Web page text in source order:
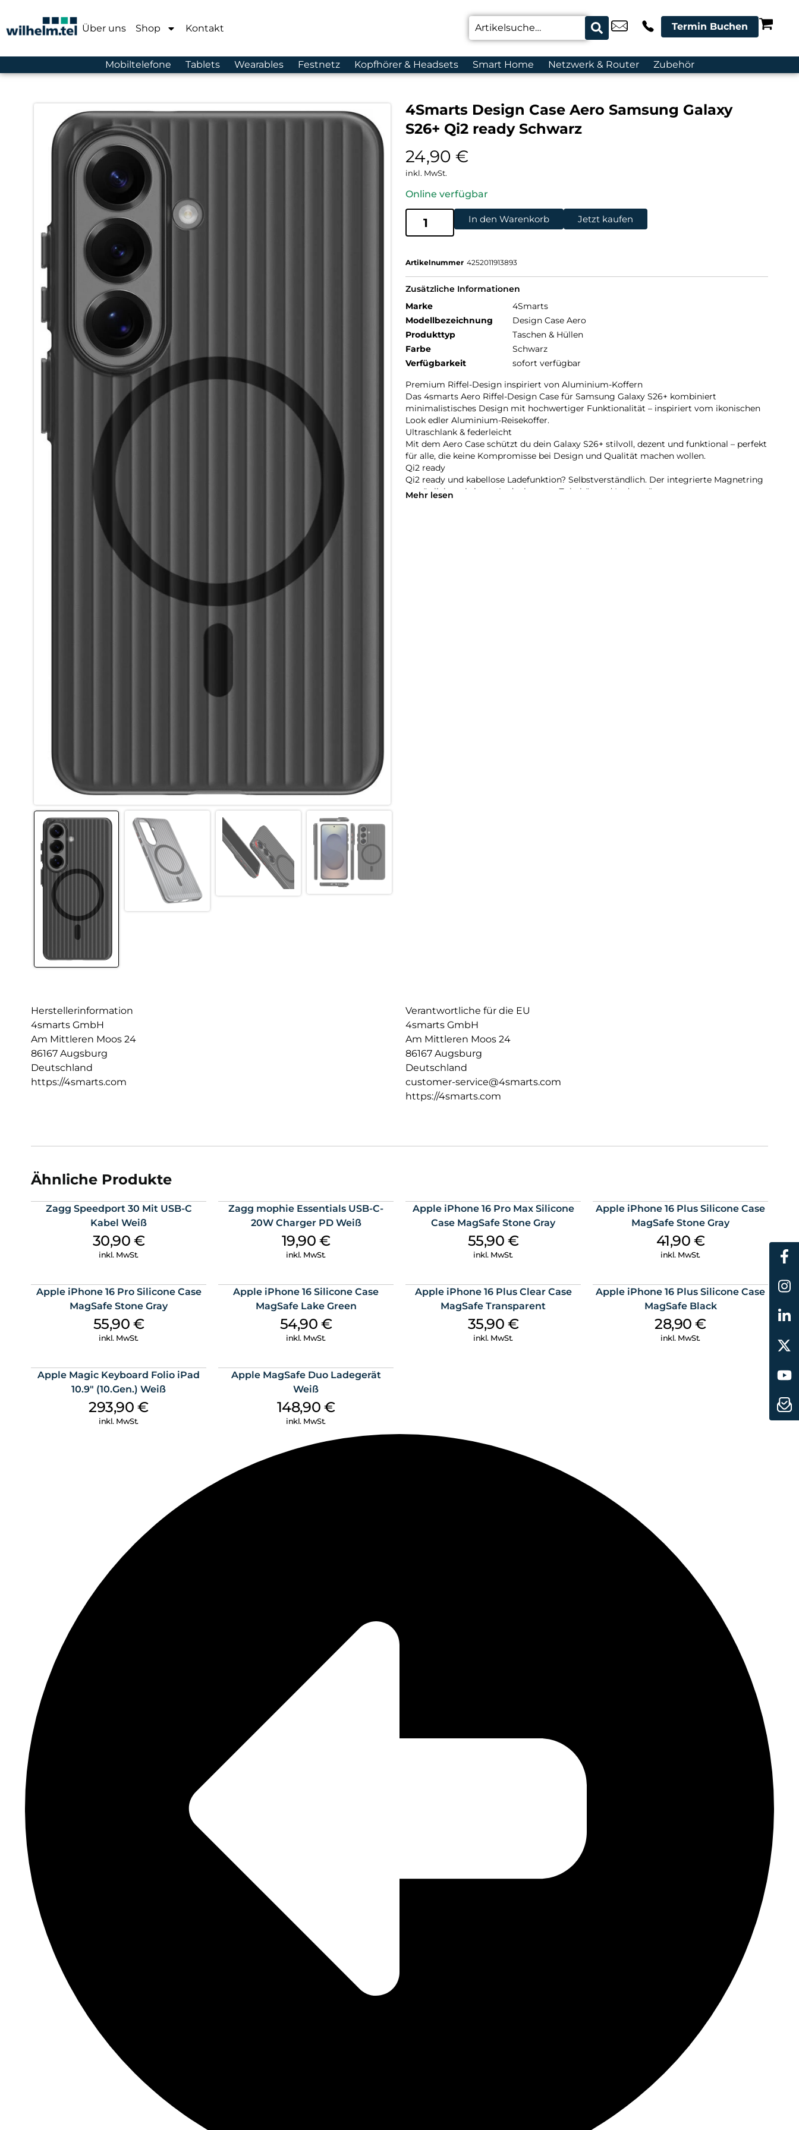
Über uns Shop Kontakt Termin Buchen
Mobiltelefone Tablets Wearables Festnetz Kopfhörer & Headsets Smart Home Netzwerk & Router Zubehör
4Smarts Design Case Aero Samsung Galaxy
S26+ Qi2 ready Schwarz
24,90 €
inkl. MwSt.
Online verfügbar
In den Warenkorb Jetzt kaufen
Artikelnummer 4252011913893
Zusätzliche Informationen
Marke
4Smarts
Modellbezeichnung
Design Case Aero
Produkttyp
Taschen & Hüllen
Farbe
Schwarz
Verfügbarkeit
sofort verfügbar
Premium Riffel-Design inspiriert von Aluminium-Koffern
Das 4smarts Aero Riffel-Design Case für Samsung Galaxy S26+ kombiniert
minimalistisches Design mit hochwertiger Funktionalität – inspiriert vom ikonischen
Look edler Aluminium-Reisekoffer.
Ultraschlank & federleicht
Mit dem Aero Case schützt du dein Galaxy S26+ stilvoll, dezent und funktional – perfekt
für alle, die keine Kompromisse bei Design und Qualität machen wollen.
Qi2 ready
Qi2 ready und kabellose Ladefunktion? Selbstverständlich. Der integrierte Magnetring
ermöglicht nahtloses Andocken von Zubehör und Ladegeräten.
Mehr lesen
Herstellerinformation
4smarts GmbH
Am Mittleren Moos 24
86167 Augsburg
Deutschland
https://4smarts.com
Verantwortliche für die EU
4smarts GmbH
Am Mittleren Moos 24
86167 Augsburg
Deutschland
customer-service@4smarts.com
https://4smarts.com
Ähnliche Produkte
Zagg Speedport 30 Mit USB-C
Kabel Weiß
30,90 €
inkl. MwSt.
Zagg mophie Essentials USB-C-
20W Charger PD Weiß
19,90 €
inkl. MwSt.
Apple iPhone 16 Pro Max Silicone
Case MagSafe Stone Gray
55,90 €
inkl. MwSt.
Apple iPhone 16 Plus Silicone Case
MagSafe Stone Gray
41,90 €
inkl. MwSt.
Apple iPhone 16 Pro Silicone Case
MagSafe Stone Gray
55,90 €
inkl. MwSt.
Apple iPhone 16 Silicone Case
MagSafe Lake Green
54,90 €
inkl. MwSt.
Apple iPhone 16 Plus Clear Case
MagSafe Transparent
35,90 €
inkl. MwSt.
Apple iPhone 16 Plus Silicone Case
MagSafe Black
28,90€
inkl. MwSt.
Apple Magic Keyboard Folio iPad
10.9″ (10.Gen.) Weiß
293,90€
inkl. MwSt.
Apple MagSafe Duo Ladegerät
Weiß
148,90 €
inkl. MwSt.